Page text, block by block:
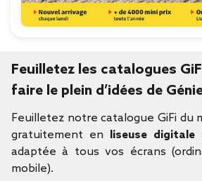
Feuilletez les catalogues
faire le plein d’idées de
Feuilletez notre catalogue GiFi du
gratuitement en liseuse digitale
adaptée à tous vos écrans
mobile).